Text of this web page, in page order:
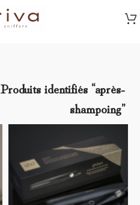
Produits identifiés “après-
shampoing”